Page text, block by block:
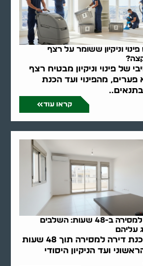
וניקיון ששומר על רצף
של פינוי וניקיון מבטיח רצף
מהפינוי ועד הכנת
קראו עוד
הכינו דירה מוכנה למסירה ב-48 שעות: השלבים
עליהם
מדריך מקיף להכנת דירה למסירה תוך 48 שעות
ועד הניקיון היסודי